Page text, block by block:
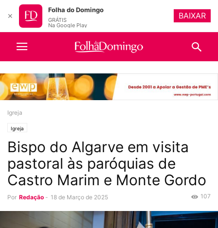
Igreja
Igreja
Bispo do Algarve em visita
pastoral às paróquias de
Castro Marim e Monte Gordo
Por Redação - 18 de Março de 2025 107
✕
Folha do Domingo
GRÁTIS
Na Google Play
BAIXAR